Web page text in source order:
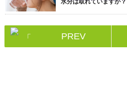
水分は取れていますか？
PREV